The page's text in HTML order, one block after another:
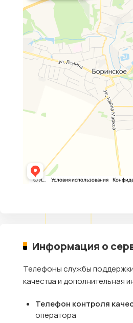
Информация о
Телефоны службы
качества и дополнительная
Телефон контроля
оператора